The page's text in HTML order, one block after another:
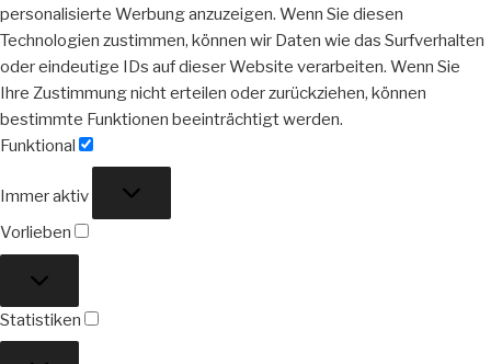
personalisierte Werbung anzuzeigen. Wenn Sie diesen
Technologien zustimmen, können wir Daten wie das Surfverhalten
oder eindeutige IDs auf dieser Website verarbeiten. Wenn Sie
Ihre Zustimmung nicht erteilen oder zurückziehen, können
bestimmte Funktionen beeinträchtigt werden.
Funktional
Immer aktiv
Vorlieben
Statistiken